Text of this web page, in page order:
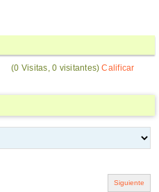
(0 Visitas, 0 visitantes)Calificar